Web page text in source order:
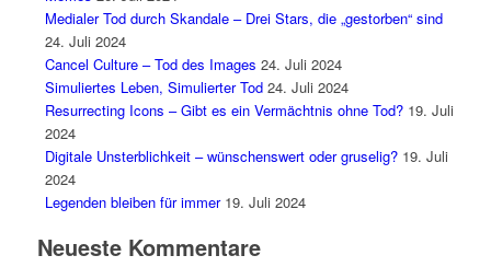
Medialer Tod durch Skandale – Drei Stars, die „gestorben“ sind
24. Juli 2024
Cancel Culture – Tod des Images 24. Juli 2024
Simuliertes Leben, Simulierter Tod 24. Juli 2024
Resurrecting Icons – Gibt es ein Vermächtnis ohne Tod? 19. Juli
2024
Digitale Unsterblichkeit – wünschenswert oder gruselig? 19. Juli
2024
Legenden bleiben für immer 19. Juli 2024
Neueste Kommentare